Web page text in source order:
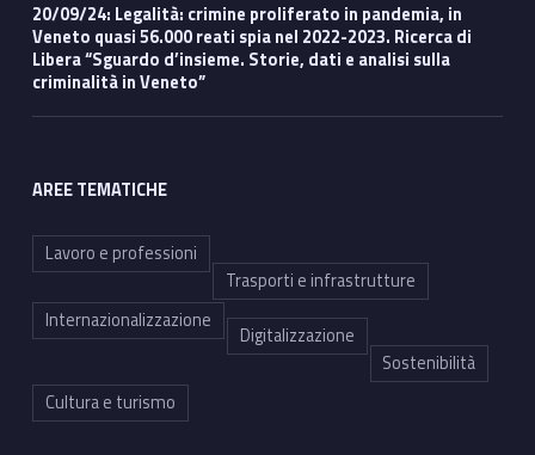
20/09/24: Legalità: crimine proliferato in pandemia, in
Veneto quasi 56.000 reati spia nel 2022-2023. Ricerca di
Libera “Sguardo d’insieme. Storie, dati e analisi sulla
criminalità in Veneto”
AREE TEMATICHE
Lavoro e professioni
Trasporti e infrastrutture
Internazionalizzazione
Digitalizzazione
Sostenibilità
Cultura e turismo